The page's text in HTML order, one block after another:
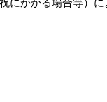
にかかる場合等）